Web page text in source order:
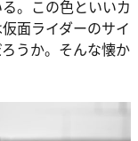
。この色といいカ
面ライダーのサイ
うか。そんな懐か